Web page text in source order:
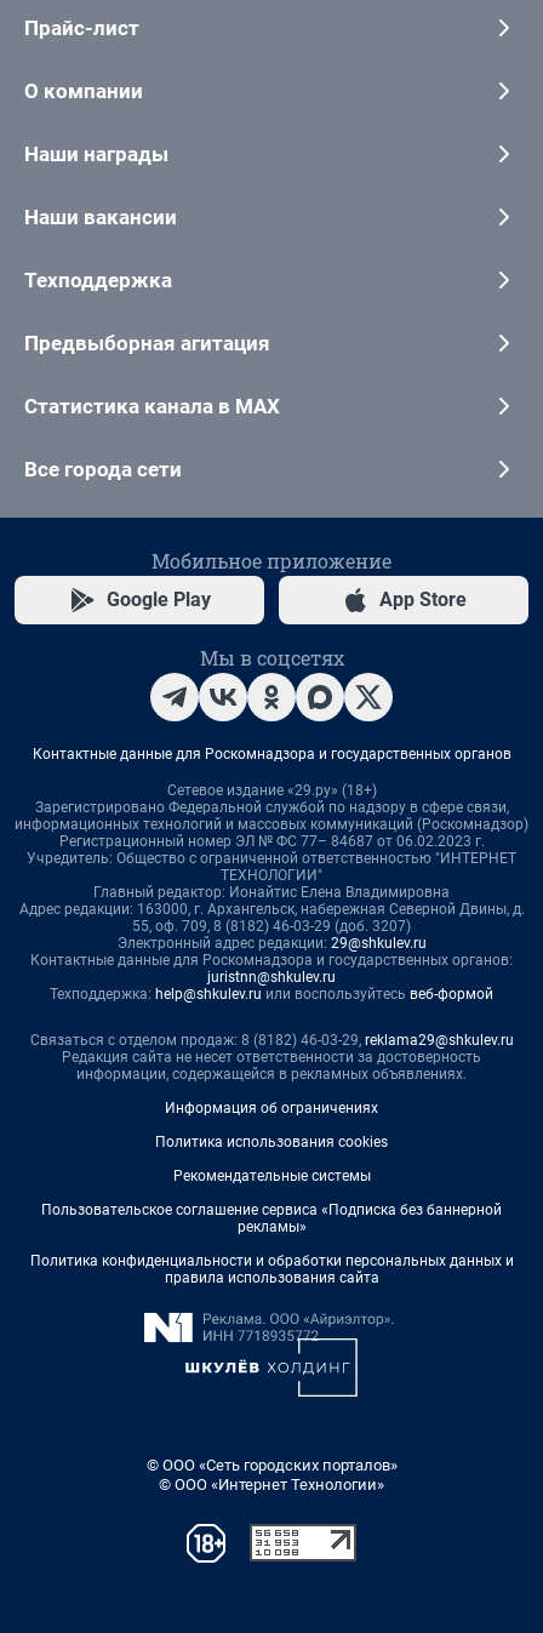
Прайс-лист
О компании
Наши награды
Наши вакансии
Техподдержка
Предвыборная агитация
Статистика канала в MAX
Все города сети
Мобильное приложение
Google Play App Store
Мы в соцсетях
Контактные данные для Роскомнадзора и государственных органов
Сетевое издание «29.ру» (18+)
Зарегистрировано Федеральной службой по надзору в сфере связи,
информационных технологий и массовых коммуникаций (Роскомнадзор)
Регистрационный номер ЭЛ № ФС 77– 84687 от 06.02.2023 г.
Учредитель: Общество с ограниченной ответственностью "ИНТЕРНЕТ
ТЕХНОЛОГИИ"
Главный редактор: Ионайтис Елена Владимировна
Адрес редакции: 163000, г. Архангельск, набережная Северной Двины, д.
55, оф. 709, 8 (8182) 46-03-29 (доб. 3207)
Электронный адрес редакции: 29@shkulev.ru
Контактные данные для Роскомнадзора и государственных органов:
juristnn@shkulev.ru
Техподдержка: help@shkulev.ru или воспользуйтесь веб-формой
Связаться с отделом продаж: 8 (8182) 46-03-29, reklama29@shkulev.ru
Редакция сайта не несет ответственности за достоверность
информации, содержащейся в рекламных объявлениях.
Информация об ограничениях
Политика использования cookies
Рекомендательные системы
Пользовательское соглашение сервиса «Подписка без баннерной
рекламы»
Политика конфиденциальности и обработки персональных данных и
правила использования сайта
© ООО «Сеть городских порталов»
© ООО «Интернет Технологии»